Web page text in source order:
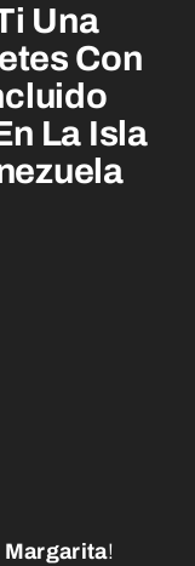
Una
Con
La Isla
!